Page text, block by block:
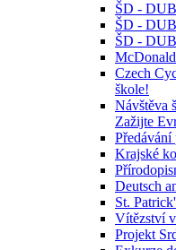
ŠD -
ŠD -
ŠD -
Czech
škole!
Návštěva
Zažijte
Předávání
Krajské
Deutsch
St.
Vítězství
Projekt